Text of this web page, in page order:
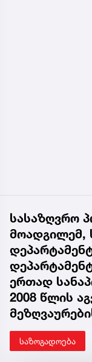
სასაზღვრო
მოადგილემ,
ერთად
2008 წლის
საზოგადოება